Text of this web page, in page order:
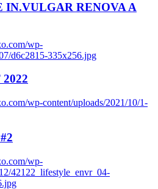
IN.VULGAR RENOVA A
wp-
d6c2815-335x256.jpg
wp-content/uploads/2021/10/1-
wp-
42122_lifestyle_envr_04-